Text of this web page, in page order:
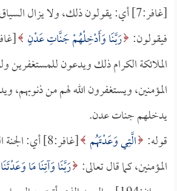
[غافر:7] أي: يقولون ذلك، ولا يزال
فيقولون: رَبَّنَا وَأَدْخِلْهُمْ جَنَّاتِ عَدْنٍ
الملائكة الكرام ذلك ويدعون للمستغفرين
المؤمنين، ويستغفرون الله لهم من ذنوبهم،
يدخلهم جنات عدن.
قوله: الَّتِي وَعَدْتَهُم
[غافر:8] أي:
المؤمنين، كما قال تعالى: رَبَّنَا وَآتِنَا مَا